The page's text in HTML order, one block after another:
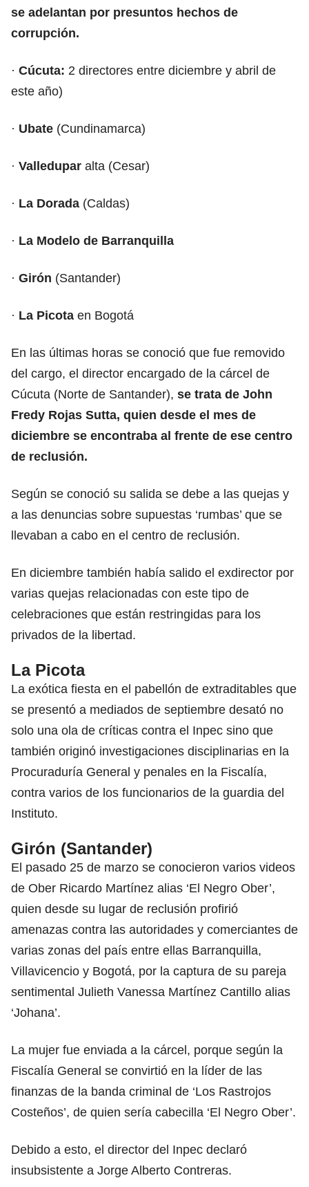
se adelantan por presuntos hechos de
corrupción.
· Cúcuta: 2 directores entre diciembre y abril de
este año)
· Ubate (Cundinamarca)
· Valledupar alta (Cesar)
· La Dorada (Caldas)
· La Modelo de Barranquilla
· Girón (Santander)
· La Picota en Bogotá
En las últimas horas se conoció que fue removido
del cargo, el director encargado de la cárcel de
Cúcuta (Norte de Santander), se trata de John
Fredy Rojas Sutta, quien desde el mes de
diciembre se encontraba al frente de ese centro
de reclusión.
Según se conoció su salida se debe a las quejas y
a las denuncias sobre supuestas ‘rumbas’ que se
llevaban a cabo en el centro de reclusión.
En diciembre también había salido el exdirector por
varias quejas relacionadas con este tipo de
celebraciones que están restringidas para los
privados de la libertad.
La Picota
La exótica fiesta en el pabellón de extraditables que
se presentó a mediados de septiembre desató no
solo una ola de críticas contra el Inpec sino que
también originó investigaciones disciplinarias en la
Procuraduría General y penales en la Fiscalía,
contra varios de los funcionarios de la guardia del
Instituto.
Girón (Santander)
El pasado 25 de marzo se conocieron varios videos
de Ober Ricardo Martínez alias ‘El Negro Ober’,
quien desde su lugar de reclusión profirió
amenazas contra las autoridades y comerciantes de
varias zonas del país entre ellas Barranquilla,
Villavicencio y Bogotá, por la captura de su pareja
sentimental Julieth Vanessa Martínez Cantillo alias
‘Johana’.
La mujer fue enviada a la cárcel, porque según la
Fiscalía General se convirtió en la líder de las
finanzas de la banda criminal de ‘Los Rastrojos
Costeños’, de quien sería cabecilla ‘El Negro Ober’.
Debido a esto, el director del Inpec declaró
insubsistente a Jorge Alberto Contreras.